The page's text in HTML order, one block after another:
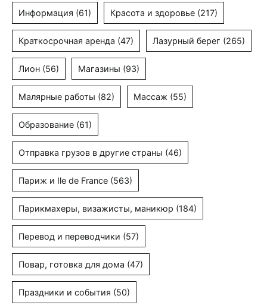
Информация (61) Красота и здоровье (217)
Краткосрочная аренда (47) Лазурный берег (265)
Лион (56) Магазины (93)
Малярные работы (82) Массаж (55)
Образование (61)
Отправка грузов в другие страны (46)
Париж и Ile de France (563)
Парикмахеры, визажисты, маникюр (184)
Перевод и переводчики (57)
Повар, готовка для дома (47)
Праздники и события (50)